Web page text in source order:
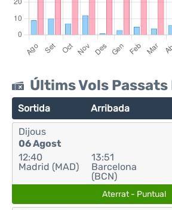
Últims Vols Passats
Sortida Arribada
Dijous
06 Agost
12:40
Madrid (MAD)
13:51
Barcelona
(BCN)
Aterrat - Puntual